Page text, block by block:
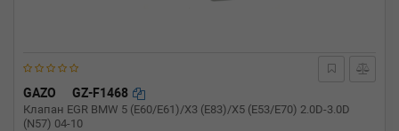
GAZO GZ-F1468
Клапан EGR BMW 5 (E60/E61)/X3 (E83)/X5 (E53/E70) 2.0D-3.0D
(N57) 04-10